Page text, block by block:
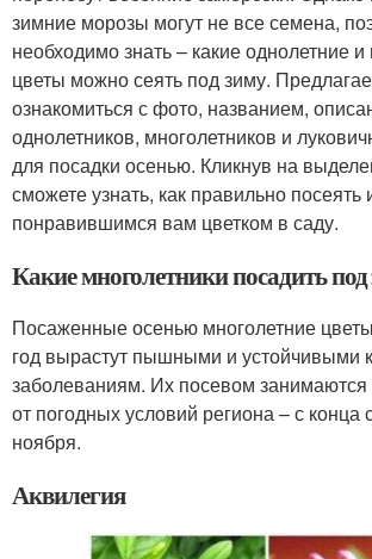
зимние морозы могут не все семена,
необходимо знать – какие однолетние
цветы можно сеять под зиму.
ознакомиться с фото, названием,
однолетников, многолетников и
для посадки осенью. Кликнув на
сможете узнать, как правильно посеять
понравившимся вам цветком в саду.
Какие многолетники посадить
Посаженные осенью многолетние
год вырастут пышными и устойчивыми
заболеваниям. Их посевом занимаются
от погодных условий региона – с конца
ноября.
Аквилегия